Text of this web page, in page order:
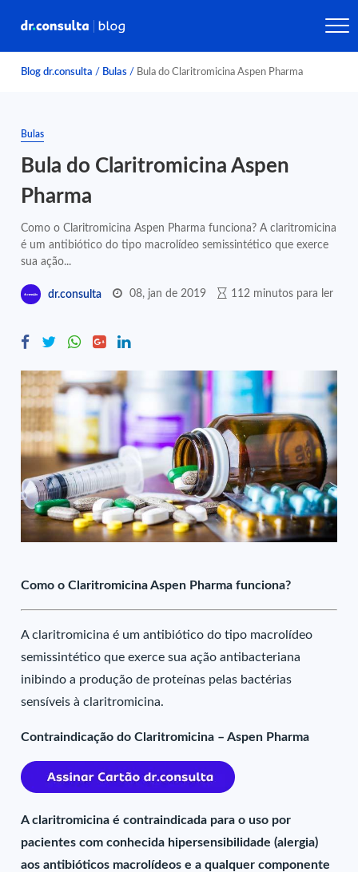
Blog dr.consulta / Bulas / Bula do Claritromicina Aspen Pharma
Bulas
Bula do Claritromicina Aspen
Pharma
Como o Claritromicina Aspen Pharma funciona? A claritromicina
é um antibiótico do tipo macrolídeo semissintético que exerce
sua ação...
dr.consulta 08, jan de 2019 112 minutos para ler
Como o Claritromicina Aspen Pharma funciona?
A claritromicina é um antibiótico do tipo macrolídeo
semissintético que exerce sua ação antibacteriana
inibindo a produção de proteínas pelas bactérias
sensíveis à claritromicina.
Contraindicação do Claritromicina – Aspen Pharma
A claritromicina é contraindicada para o uso por
pacientes com conhecida hipersensibilidade (alergia)
aos antibióticos macrolídeos e a qualquer componente